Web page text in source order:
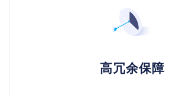
高冗余保障